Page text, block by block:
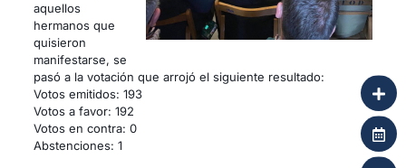
aquellos
hermanos que
quisieron
manifestarse, se
pasó a la votación que arrojó el siguiente resultado:
Votos emitidos: 193
Votos a favor: 192
Votos en contra: 0
Abstenciones: 1